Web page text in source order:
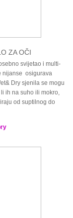
ZA OČI
svijetao i multi-
nijanse osigurava
Dry sjenila se mogu
ih na suho ili mokro,
od suptilnog do